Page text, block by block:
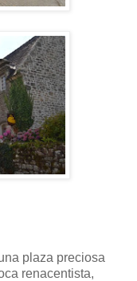
plaza preciosa
renacentista,